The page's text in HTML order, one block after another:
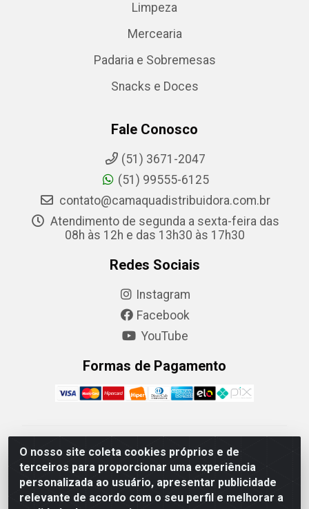
O nosso site coleta cookies próprios e de
terceiros para proporcionar uma experiência
personalizada ao usuário, apresentar publicidade
relevante de acordo com o seu perfil e melhorar a
Limpeza
Mercearia
Padaria e Sobremesas
Snacks e Doces
Fale Conosco
(51) 3671-2047
(51) 99555-6125
contato@camaquadistribuidora.com.br
Atendimento de segunda a sexta-feira das
08h às 12h e das 13h30 às 17h30
Redes Sociais
Instagram
Facebook
YouTube
Formas de Pagamento
Camaquã Distribuidora Ltda - Avenida Conego Luiz W
Hanquet, 1001 - Parque Residencial do Arroio Duro,
Camaquã/RS - CEP 96.789-102 - CNPJ
07.061.124/0001-26